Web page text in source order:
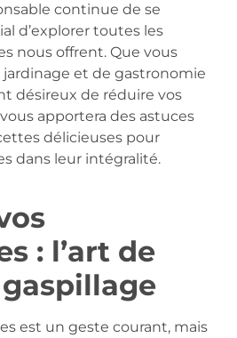
continue de se
d’explorer toutes les
nous offrent. Que vous
jardinage et de gastronomie
désireux de réduire vos
apportera des astuces
délicieuses pour
dans leur intégralité.
: l’art de
est un geste courant, mais